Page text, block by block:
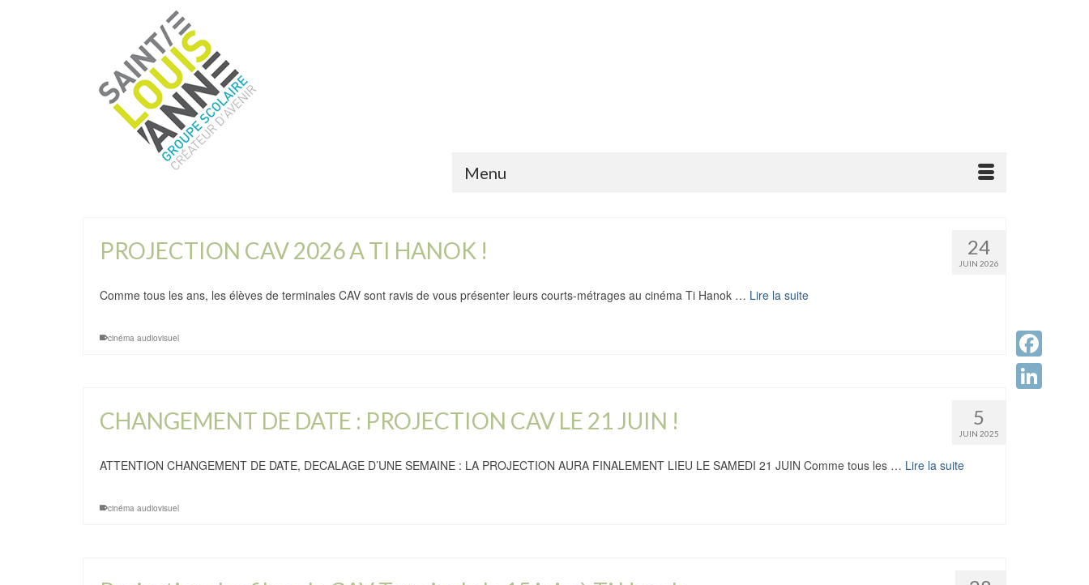
Menu
24
JUIN 2026
PROJECTION CAV 2026 A TI HANOK !
Comme tous les ans, les élèves de terminales CAV sont ravis de vous présenter leurs courts-métrages au cinéma Ti Hanok … Lire la suite
cinéma audiovisuel
5
JUIN 2025
CHANGEMENT DE DATE : PROJECTION CAV LE 21 JUIN !
ATTENTION CHANGEMENT DE DATE, DECALAGE D’UNE SEMAINE : LA PROJECTION AURA FINALEMENT LIEU LE SAMEDI 21 JUIN Comme tous les … Lire la suite
cinéma audiovisuel
Facebook